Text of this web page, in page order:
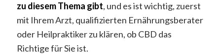
zu diesem Thema gibt, und es ist wichtig, zuerst
mit Ihrem Arzt, qualifizierten Ernährungsberater
oder Heilpraktiker zu klären, ob CBD das
Richtige für Sie ist.